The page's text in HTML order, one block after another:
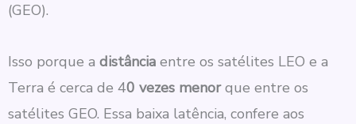
(GEO).
Isso porque a distância entre os satélites LEO e a
Terra é cerca de 40 vezes menorque entre os
satélites GEO. Essa baixa latência, confere aos